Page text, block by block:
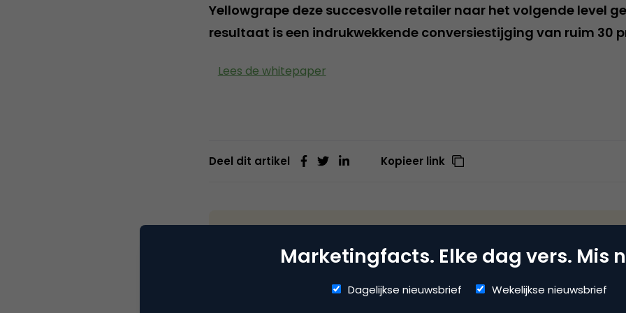
Yellowgrape deze succesvolle retailer naar het volgende level
resultaat is een indrukwekkende conversiestijging van ruim 30
Lees de whitepaper
Deel dit artikel Kopieer link
Website
Copernica is marketing-software met functionaliteiten voor e-
Marketingfacts. Elke dag vers. Mis
Dagelijkse nieuwsbrief Wekelijkse nieuwsbrief